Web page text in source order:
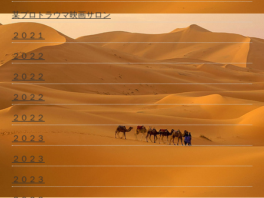
某プロトラウマ映画サロン
２０２１
２０２２
２０２２
２０２２
２０２２
２０２３
２０２３
２０２３